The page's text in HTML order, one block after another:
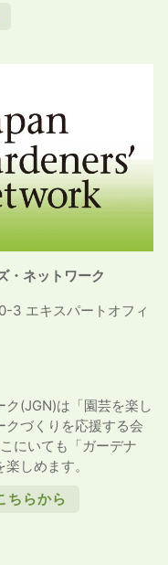
・ネットワーク
3 エキスパートオフィ
(JGN)は「園芸を楽し
クづくりを応援する会
にいても「ガーデナ
しめます。
ちらから